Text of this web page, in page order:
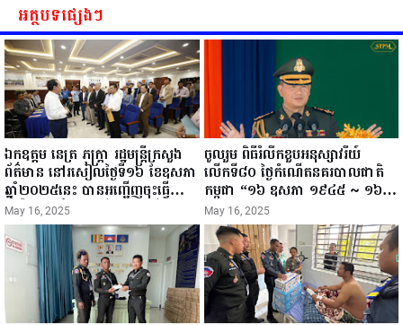
អត្ថបទផ្សេងៗ
ឯកឧត្តម នេត្រ ភក្ត្រា រដ្ឋមន្ត្រីក្រសួង
ព័ត៌មាន នៅរសៀលថ្ងៃទី១៦ ខែឧសភា
ឆ្នាំ២០២៥នេះ បានអញ្ជើញចុះធ្វើ
ជំរឿនថ្នាក់ដឹកនាំមន្ត្រីរាជការស៉ីវិល នៃ
ក្រសួងព័ត៌មាន...
May 16, 2025
ចូលរួម ពិធីរំលឹកខួបអនុស្សាវរីយ៍
លើកទី៨០ ថ្ងៃកំណើតនគរបាលជាតិ
កម្ពុជា “១៦ ឧសភា ១៩៤៥ ~ ១៦
ឧសភា ២០២៥”...
May 16, 2025